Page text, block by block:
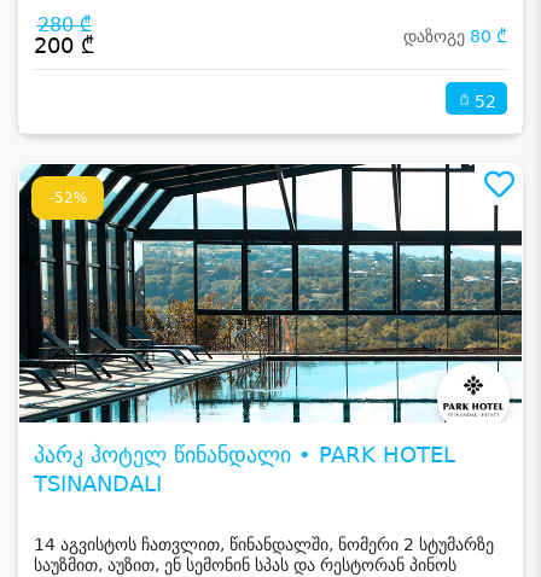
280 ₾
200 ₾ დაზოგე 80 ₾
52
-52%
პარკ ჰოტელ წინანდალი • PARK HOTEL
TSINANDALI
14 აგვისტოს ჩათვლით, წინანდალში, ნომერი 2 სტუმარზე
საუზმით, აუზით, ენ სემონინ სპას და რესტორან პინოს